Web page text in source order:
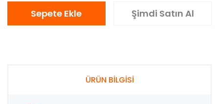
Sepete Ekle Şimdi Satın Al
ÜRÜN BİLGİSİ